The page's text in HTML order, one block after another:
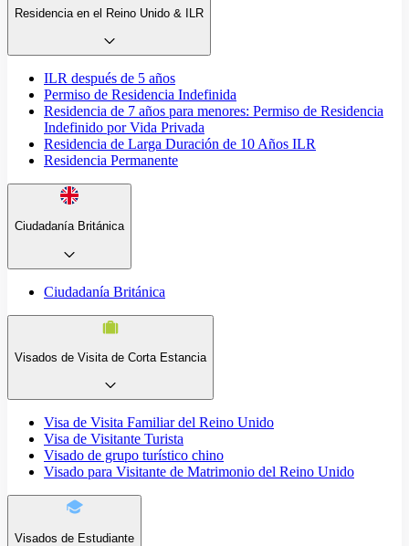
Residencia en el Reino Unido & ILR
ILR después de 5 años
Permiso de Residencia Indefinida
Residencia de 7 años para menores: Permiso de Residencia
Indefinido por Vida Privada
Residencia de Larga Duración de 10 Años ILR
Residencia Permanente
Ciudadanía Británica
Ciudadanía Británica
Visados de Visita de Corta Estancia
Visa de Visita Familiar del Reino Unido
Visa de Visitante Turista
Visado de grupo turístico chino
Visado para Visitante de Matrimonio del Reino Unido
Visados de Estudiante